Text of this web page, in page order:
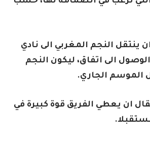
ينتقل النجم المغربي الى نادي
الى اتفاق، ليكون النجم
الموسم الجاري.
ان يعطي الفريق قوة كبيرة في